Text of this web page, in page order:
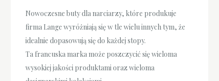
Nowoczesne buty dla narciarzy, które produkuje
firma Lange wyróżniają się w tle wielu innych tym, że
idealnie dopasowują się do każdej stopy.
Ta francuska marka może poszczycić się wieloma
wysokiej jakości produktami oraz wieloma